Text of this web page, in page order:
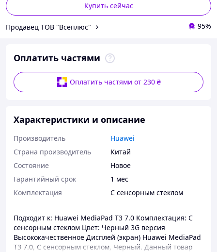
Купить сейчас
Продавец ТОВ "Всеплюс" 95%
Оплатить частями
Оплатить частями от 230 ₴
Характеристики и описание
Производитель
Huawei
Страна производитель
Китай
Состояние
Новое
Гарантийный срок
1 мес
Комплектация
С сенсорным стеклом
Подходит к: Huawei MediaPad T3 7.0 Комплектация: С
сенсорным стеклом Цвет: Черный 3G версия
Высококачественное Дисплей (экран) Huawei MediaPad
T3 7.0, С сенсорным стеклом, Черный. Данный товар